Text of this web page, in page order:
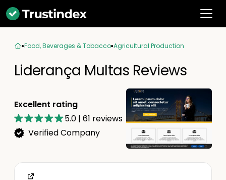
Food, Beverages & Tobacco Agricultural Production
Liderança Multas Reviews
Excellent rating
5.0 | 61 reviews
Verified Company